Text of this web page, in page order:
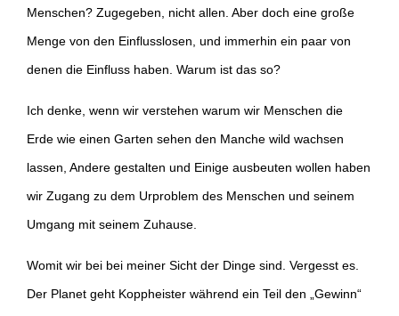
Menschen? Zugegeben, nicht allen. Aber doch eine große
Menge von den Einflusslosen, und immerhin ein paar von
denen die Einfluss haben. Warum ist das so?
Ich denke, wenn wir verstehen warum wir Menschen die
Erde wie einen Garten sehen den Manche wild wachsen
lassen, Andere gestalten und Einige ausbeuten wollen haben
wir Zugang zu dem Urproblem des Menschen und seinem
Umgang mit seinem Zuhause.
Womit wir bei bei meiner Sicht der Dinge sind. Vergesst es.
Der Planet geht Koppheister während ein Teil den „Gewinn“